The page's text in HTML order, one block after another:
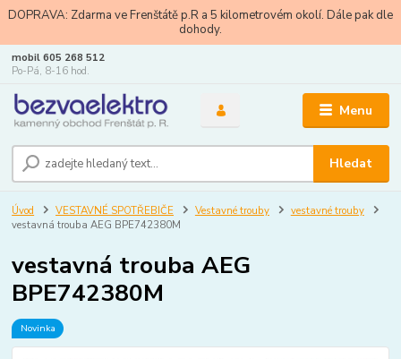
DOPRAVA: Zdarma ve Frenštátě p.R a 5 kilometrovém okolí. Dále pak dle
dohody.
Menu
Hledat
mobil 605 268 512
Po-Pá, 8-16 hod.
Úvod VESTAVNÉ SPOTŘEBIČE Vestavné trouby
vestavné trouby
vestavná trouba AEG BPE742380M
vestavná trouba AEG
BPE742380M
Novinka